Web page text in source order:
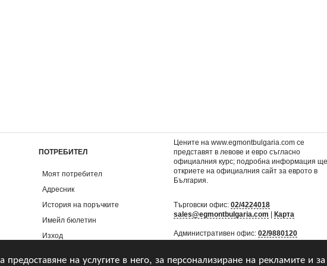
предоставяне на услугите в него, за персонализиране на рекламите и
ПОТРЕБИТЕЛ
Моят потребител
Адресник
История на поръчките
Имейл бюлетин
Изход
Цените на www.egmontbulgaria.com се
представят в левове и евро съгласно
официалния курс; подробна информация ще
откриете наофициалния сайт за еврото в
България
Търговски офис:02/4224018
sales@egmontbulgaria.com |Карта
Административен офис:02/9880120
mail@egmontbulgaria.com|Карта